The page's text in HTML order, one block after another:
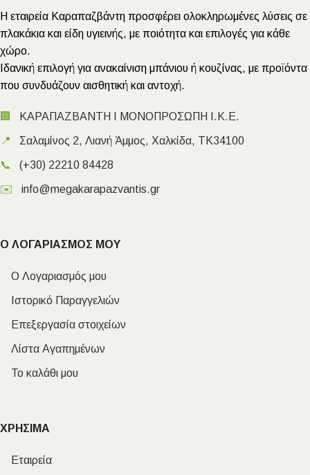
Η εταιρεία Καραπαζβάντη προσφέρει ολοκληρωμένες λύσεις σε
πλακάκια και είδη υγιεινής, με ποιότητα και επιλογές για κάθε
χώρο.
Ιδανική επιλογή για ανακαίνιση μπάνιου ή κουζίνας, με προϊόντα
που συνδυάζουν αισθητική και αντοχή.
🏢 ΚΑΡΑΠΑΖΒΑΝΤΗ Ι ΜΟΝΟΠΡΟΣΩΠΗ Ι.Κ.Ε.
📍 Σαλαμίνος 2, Λιανή Άμμος, Χαλκίδα, ΤΚ34100
📞 (+30) 22210 84428
✉️ info@megakarapazvantis.gr
Ο ΛΟΓΑΡΙΑΣΜΟΣ ΜΟΥ
Ο Λογαριασμός μου
Ιστορικό Παραγγελιών
Επεξεργασία στοιχείων
Λίστα Αγαπημένων
Το καλάθι μου
ΧΡΗΣΙΜΑ
Εταιρεία